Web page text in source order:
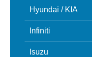
Hyundai / KIA
Infiniti
Isuzu